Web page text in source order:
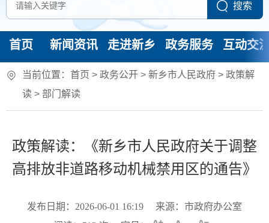
首页 新闻资讯 走进新乡 政务服务 互动交
当前位置： 首页 > 政务公开 > 新乡市人民政府 > 政策解
读 > 部门解读
政策解读：《新乡市人民政府关于调整
高排放非道路移动机械禁用区的通告》
发布日期：2026-06-01 16:19
来源：市政府办公室